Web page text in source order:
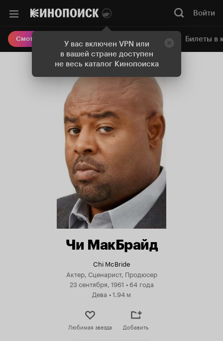
У вас включен VPN или
в вашей стране доступен
не весь каталог Кинопоиска
Войти
Смотреть кино Онлайн-кинотеатр Билеты в
Чи МакБрайд
Chi McBride
Актер, Сценарист, Продюсер
23 сентября, 1961 • 64 года
Дева •1.94 м
Любимая звезда Добавить